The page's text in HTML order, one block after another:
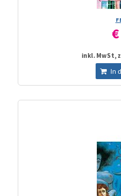
inkl. MwSt,
In